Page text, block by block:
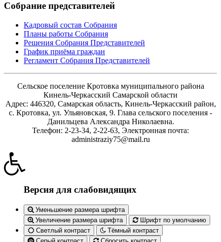
Собрание представителей
Кадровый состав Собрания
Планы работы Собрания
Решения Собрания Представителей
График приёма граждан
Регламент Собрания Представителей
Сельское поселение Кротовка муниципального района
Кинель-Черкасский Самарской области
Адрес: 446320, Самарская область, Кинель-Черкасский район,
с. Кротовка, ул. Ульяновская, 9. Глава сельского поселения -
Данильцева Александра Николаевна.
Телефон: 2-23-34, 2-22-63, Электронная почта:
administraziy75@mail.ru
Версия для слабовидящих
Уменьшение размера шрифта
Увеличение размера шрифта
Шрифт по умолчанию
Светлый контраст
Тёмный контраст